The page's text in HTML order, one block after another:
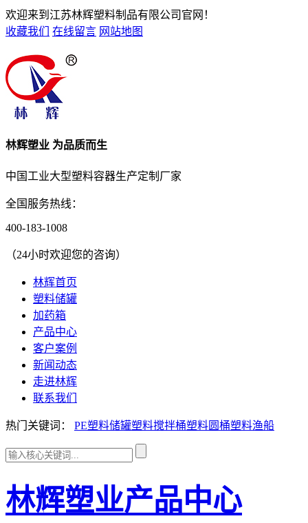
欢迎来到江苏林辉塑料制品有限公司官网！
收藏我们
在线留言 网站地图
林辉塑业 为品质而生
中国工业大型塑料容器生产定制厂家
全国服务热线：
400-183-1008
（24小时欢迎您的咨询）
林辉首页
塑料储罐
加药箱
产品中心
客户案例
新闻动态
走进林辉
联系我们
热门关键词： PE塑料储罐塑料搅拌桶塑料圆桶塑料渔船
林辉塑业产品中心